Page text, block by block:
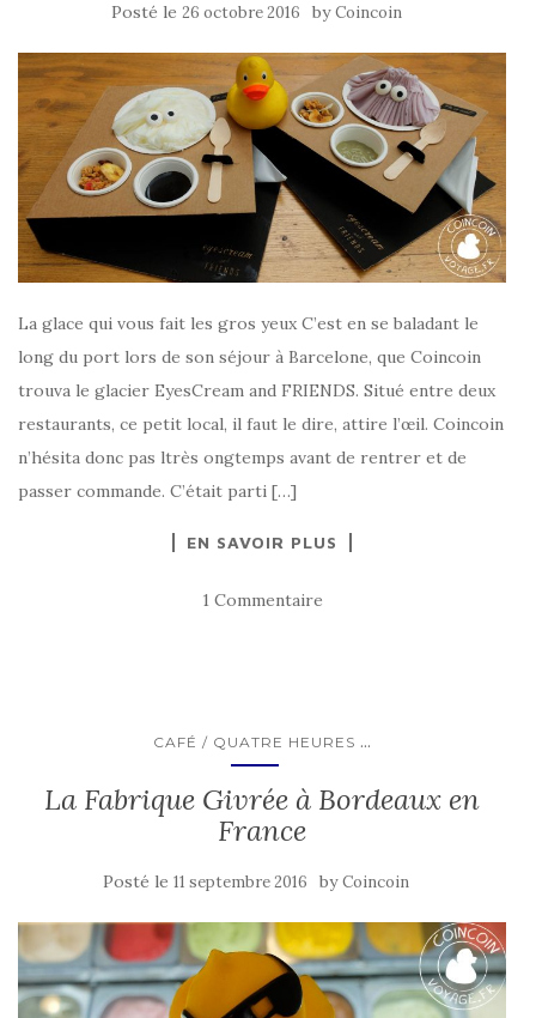
Posté le 26 octobre 2016 byCoincoin
La glace qui vous fait les gros yeux C’est en se baladant le
long du port lors de son séjour à Barcelone, que Coincoin
trouva le glacier EyesCream and FRIENDS. Situé entre deux
restaurants, ce petit local, il faut le dire, attire l’œil. Coincoin
n’hésita donc pas ltrès ongtemps avant de rentrer et de
passer commande. C’était parti […]
EN SAVOIR PLUS
1 Commentaire
CAFÉ / QUATRE HEURES ...
La Fabrique Givrée à Bordeaux en
France
Posté le 11 septembre 2016 byCoincoin